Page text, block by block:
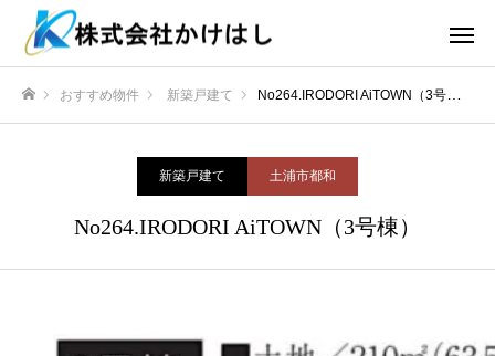
おすすめ物件 新築戸建て No264.IRODORI AiTOWN（3号棟）
新築戸建て 土浦市都和
No264.IRODORI AiTOWN（3号棟）